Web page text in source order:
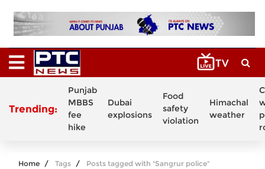
Trending:
Punjab
MBBS
fee
hike
Dubai
explosions
Food
safety
violation
Himachal
weather
Home Tags Posts tagged with "Sangrur police"